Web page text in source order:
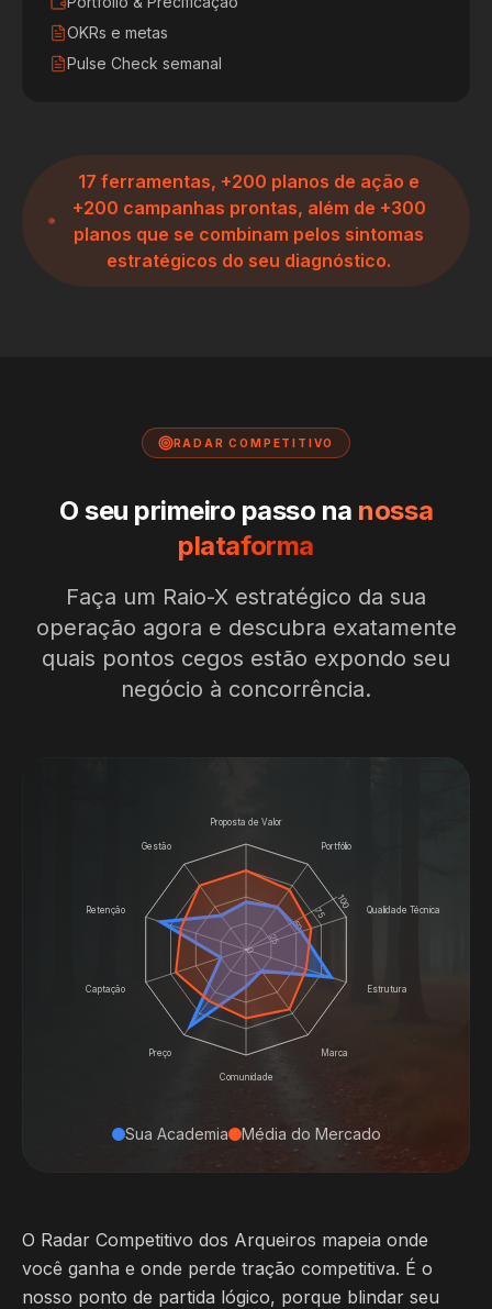
OKRs e metas
Pulse Check semanal
17 ferramentas, +200 planos de ação e
+200 campanhas prontas, além de +300
planos que se combinam pelos sintomas
estratégicos do seu diagnóstico.
RADAR COMPETITIVO
O seu primeiro passo na nossa
plataforma
Faça um Raio-X estratégico da sua
operação agora e descubra exatamente
quais pontos cegos estão expondo seu
negócio à concorrência.
Proposta de Valor
Portfólio
Qualidade Técnica
Estrutura
Marca
Comunidade
Preço
Captação
Retenção
Gestão
0
25
50
75
100
Sua Academia Média do Mercado
O Radar Competitivo dos Arqueiros mapeia onde
você ganha e onde perde tração competitiva. É o
nosso ponto de partida lógico, porque blindar seu